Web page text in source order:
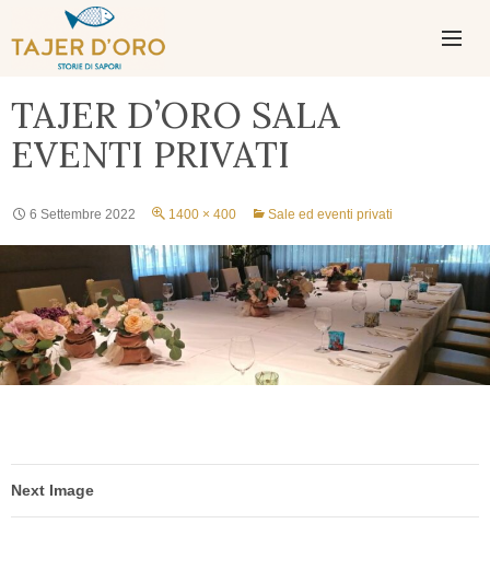
AL
CONTENUTO
TAJER D’ORO SALA
EVENTI PRIVATI
6 Settembre 2022 1400 × 400 Sale ed eventi privati
Next Image